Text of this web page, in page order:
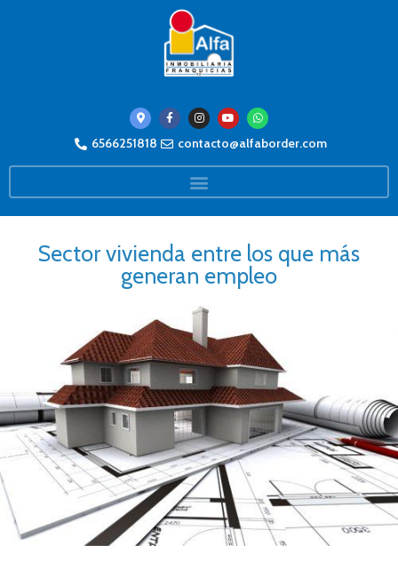
6566251818 contacto@alfaborder.com
Sector vivienda entre los que más
generan empleo